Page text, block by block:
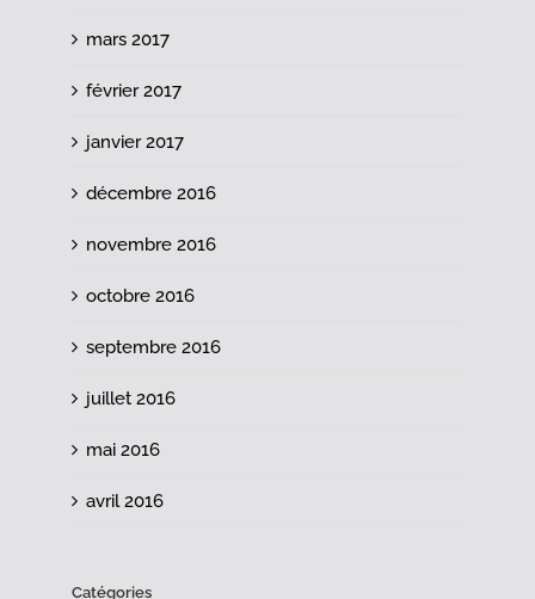
mars 2017
février 2017
janvier 2017
décembre 2016
novembre 2016
octobre 2016
septembre 2016
juillet 2016
mai 2016
avril 2016
Catégories